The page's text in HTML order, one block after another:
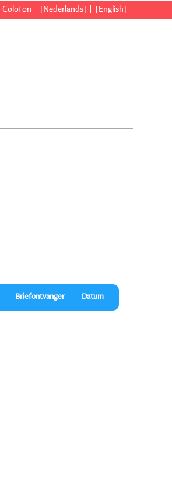
Colofon [Nederlands] [English]
Briefontvanger Datum